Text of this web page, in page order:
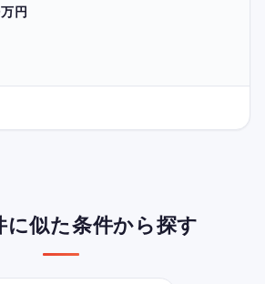
円
に似た条件から探す